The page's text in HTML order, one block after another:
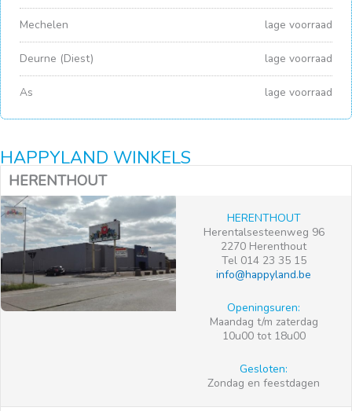
Mechelen lage voorraad
Deurne (Diest) lage voorraad
As lage voorraad
HAPPYLAND WINKELS
HERENTHOUT
HERENTHOUT
Herentalsesteenweg 96
2270 Herenthout
Tel 014 23 35 15
info@happyland.be
Openingsuren:
Maandag t/m zaterdag
10u00 tot 18u00
Gesloten:
Zondag en feestdagen